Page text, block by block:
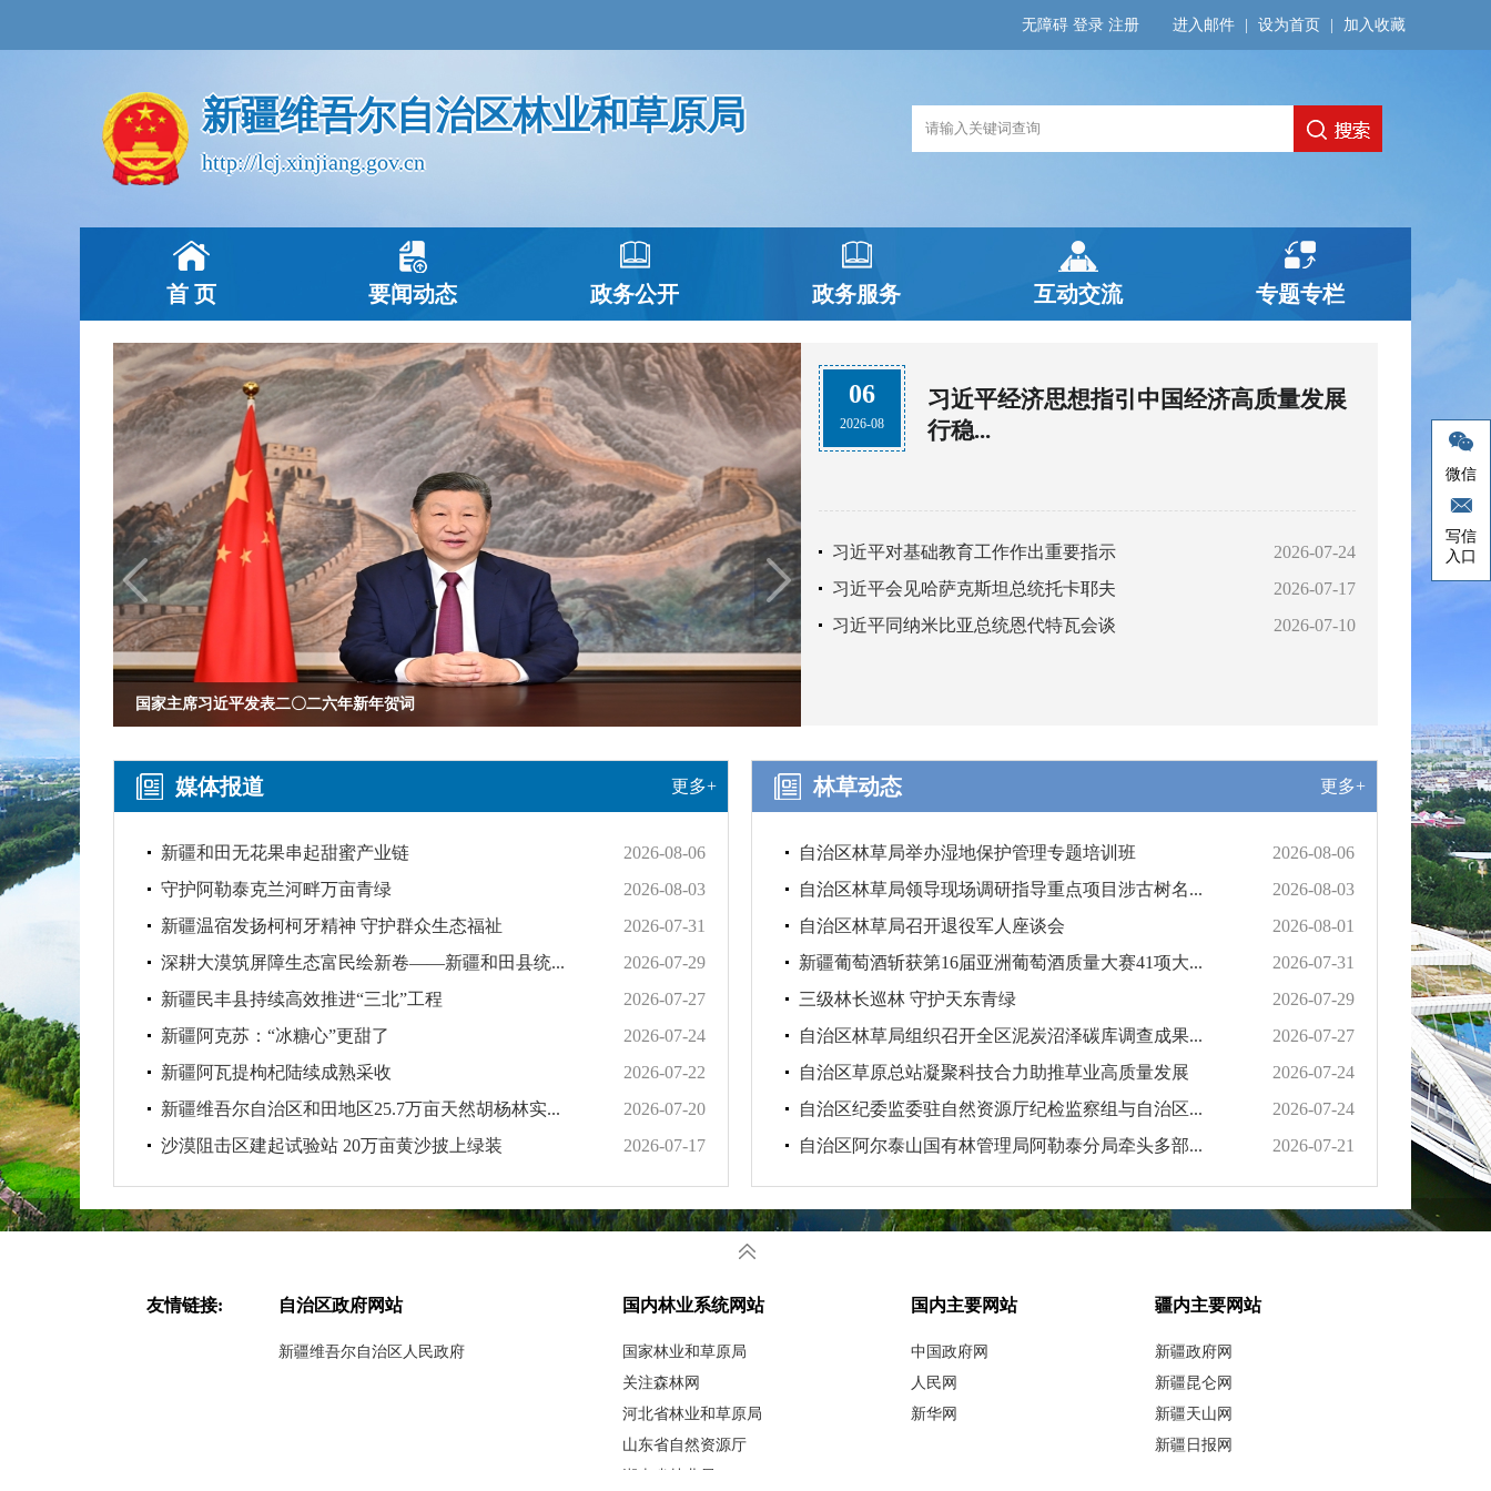
微信
写信
入口
进入邮件 设为首页 加入收藏
无障碍 登录 注册
新疆维吾尔自治区林业和草原局
http://lcj.xinjiang.gov.cn
首 页 要闻动态 政务公开 政务服务 互动交流 专题专栏
国家主席习近平发表二〇二六年新年贺词
2026-08
06
习近平经济思想指引中国经济高质量发展
行稳...
习近平对基础教育工作作出重要指示
2026-07-24
习近平会见哈萨克斯坦总统托卡耶夫
2026-07-17
习近平同纳米比亚总统恩代特瓦会谈
2026-07-10
媒体报道 更多+
新疆和田无花果串起甜蜜产业链
2026-08-06
守护阿勒泰克兰河畔万亩青绿
2026-08-03
新疆温宿发扬柯柯牙精神 守护群众生态福祉
2026-07-31
深耕大漠筑屏障生态富民绘新卷——新疆和田县统...
2026-07-29
新疆民丰县持续高效推进“三北”工程
2026-07-27
新疆阿克苏：“冰糖心”更甜了
2026-07-24
新疆阿瓦提枸杞陆续成熟采收
2026-07-22
新疆维吾尔自治区和田地区25.7万亩天然胡杨林实...
2026-07-20
沙漠阻击区建起试验站 20万亩黄沙披上绿装
2026-07-17
林草动态 更多+
自治区林草局举办湿地保护管理专题培训班
2026-08-06
自治区林草局领导现场调研指导重点项目涉古树名...
2026-08-03
自治区林草局召开退役军人座谈会
2026-08-01
新疆葡萄酒斩获第16届亚洲葡萄酒质量大赛41项大...
2026-07-31
三级林长巡林 守护天东青绿
2026-07-29
自治区林草局组织召开全区泥炭沼泽碳库调查成果...
2026-07-27
自治区草原总站凝聚科技合力助推草业高质量发展
2026-07-24
自治区纪委监委驻自然资源厅纪检监察组与自治区...
2026-07-24
自治区阿尔泰山国有林管理局阿勒泰分局牵头多部...
2026-07-21
友情链接: 自治区政府网站
新疆维吾尔自治区人民政府
国内林业系统网站
国家林业和草原局
关注森林网
河北省林业和草原局
山东省自然资源厅
国内主要网站
中国政府网
人民网
新华网
疆内主要网站
新疆政府网
新疆昆仑网
新疆天山网
新疆日报网